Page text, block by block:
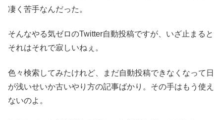
凄く苦手なんだった。
そんなやる気ゼロのTwitter自動投稿ですが、いざ止まると
それはそれで寂しいねぇ。
色々検索してみたけれど、まだ自動投稿できなくなって日
が浅いせいか古いやり方の記事ばかり。その手はもう使え
ないのよ。